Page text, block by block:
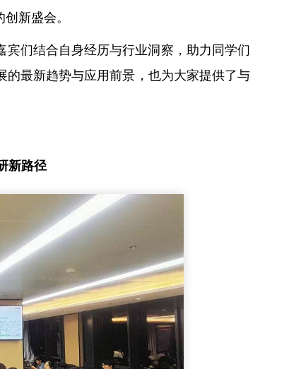
新盛会。
们结合自身经历与行业洞察，助力同学们
的最新趋势与应用前景，也为大家提供了与
新路径